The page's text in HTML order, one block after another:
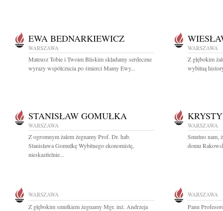
EWA BEDNARKIEWICZ
WARSZAWA
Mateusz Tobie i Twoim Bliskim składamy serdeczne
wyrazy współczucia po śmierci Mamy Ewy...
WARSZAWA
Z głębokim
wybitną
STANISŁAW GOMUŁKA
WARSZAWA
Z ogromnym żalem żegnamy Prof. Dr. hab.
Stanisława Gomułkę Wybitnego ekonomistę,
nieskazitelnie...
WARSZAWA
Smutno nam,
domu
WARSZAWA
Z głębokim smutkiem żegnamy Mgr. inż. Andrzeja
WARSZAWA
Panu